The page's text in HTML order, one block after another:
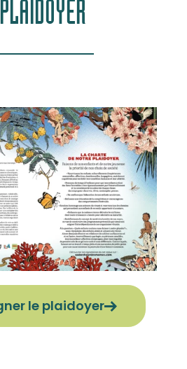
le plaidoyer